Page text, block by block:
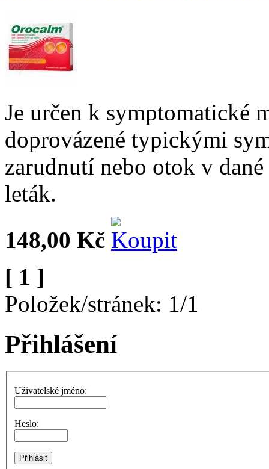
Je určen k symptomatické
doprovázené typickými
zarudnutí nebo otok v
leták.
148,00 Kč
[ 1 ]
Položek/stránek: 1/1
Přihlášení
Uživatelské jméno:
Heslo: